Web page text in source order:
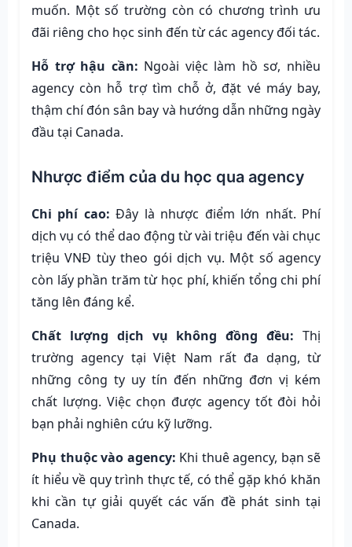
muốn. Một số trường còn có chương trình ưu
đãi riêng cho học sinh đến từ các agency đối tác.
Hỗ trợ hậu cần: Ngoài việc làm hồ sơ, nhiều
agency còn hỗ trợ tìm chỗ ở, đặt vé máy bay,
thậm chí đón sân bay và hướng dẫn những ngày
đầu tại Canada.
Nhược điểm của du học qua agency
Chi phí cao: Đây là nhược điểm lớn nhất. Phí
dịch vụ có thể dao động từ vài triệu đến vài chục
triệu VNĐ tùy theo gói dịch vụ. Một số agency
còn lấy phần trăm từ học phí, khiến tổng chi phí
tăng lên đáng kể.
Chất lượng dịch vụ không đồng đều: Thị
trường agency tại Việt Nam rất đa dạng, từ
những công ty uy tín đến những đơn vị kém
chất lượng. Việc chọn được agency tốt đòi hỏi
bạn phải nghiên cứu kỹ lưỡng.
Phụ thuộc vào agency: Khi thuê agency, bạn sẽ
ít hiểu về quy trình thực tế, có thể gặp khó khăn
khi cần tự giải quyết các vấn đề phát sinh tại
Canada.